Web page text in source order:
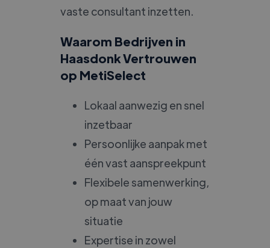
vaste consultant inzetten.
Waarom Bedrijven in
Haasdonk Vertrouwen
op MetiSelect
Lokaal aanwezig en snel
inzetbaar
Persoonlijke aanpak met
één vast aanspreekpunt
Flexibele samenwerking,
op maat van jouw
situatie
Expertise in zowel